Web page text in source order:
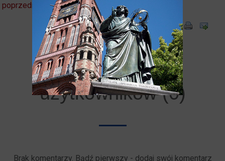
poprzedni
Komentarze
użytkowników (0)
Brak komentarzy. Bądź pierwszy - dodaj swój komentarz